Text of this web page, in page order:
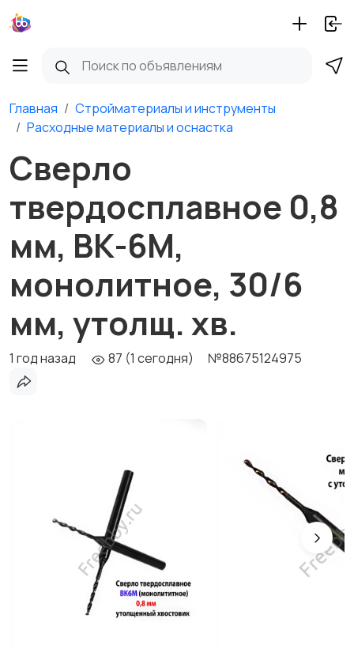
Главная
Стройматериалы и инструменты
Расходные материалы и оснастка
Сверло
твердосплавное 0,8
мм, ВК-6М,
монолитное, 30/6
мм, утолщ. хв.
1 год назад 87 (1 сегодня) №88675124975